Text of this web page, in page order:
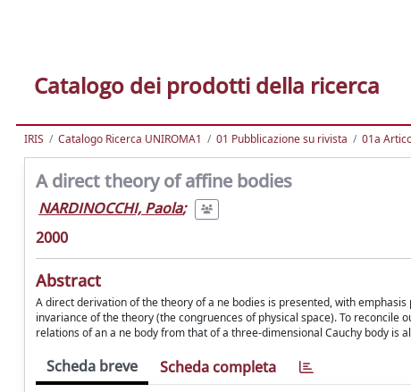
Catalogo dei prodotti della ricerca
IRIS Catalogo Ricerca UNIROMA1 01 Pubblicazione su rivista 01a
A direct theory of affine bodies
NARDINOCCHI, Paola;
2000
Abstract
A direct derivation of the theory of a ne bodies is presented, with
invariance of the theory (the congruences of physical space). To
relations of an a ne body from that of a three-dimensional Cauchy body is
Scheda breve Scheda completa